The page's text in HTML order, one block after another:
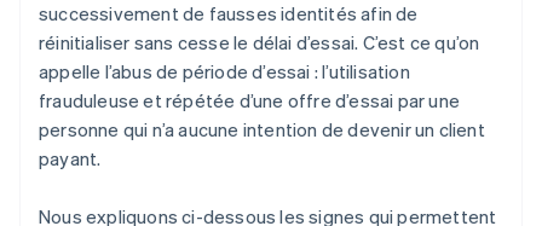
successivement de fausses identités afin de
réinitialiser sans cesse le délai d’essai. C’est ce qu’on
appelle l’abus de période d’essai : l’utilisation
frauduleuse et répétée d’une offre d’essai par une
personne qui n’a aucune intention de devenir un client
payant.
Nous expliquons ci-dessous les signes qui permettent